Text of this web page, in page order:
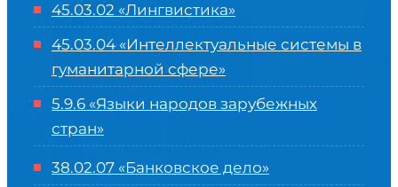
45.03.02 «Лингвистика»
45.03.04 «Интеллектуальные системы в
гуманитарной сфере»
5.9.6 «Языки народов зарубежных
стран»
38.02.07 «Банковское дело»